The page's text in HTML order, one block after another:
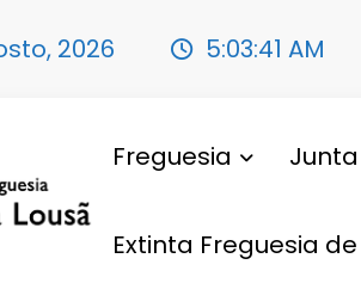
2026 5:03:43 AM
Freguesia Junta
Extinta Freguesia